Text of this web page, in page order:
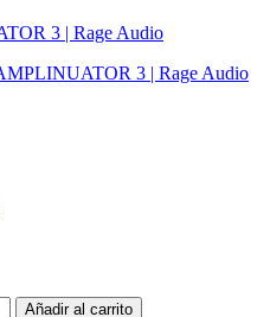
Añadir al carrito